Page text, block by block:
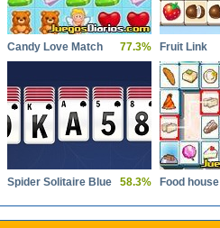
Candy Love Match 77.3% Fruit Link
Spider Solitaire Blue 58.3% Food house